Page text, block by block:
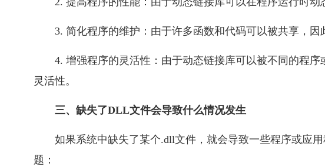
3. 简化程序的维护：由于许多函数和代码可以被共享，因
4. 增强程序的灵活性：由于动态链接库可以被不同的程
灵活性。
三、缺失了DLL文件会导致什么情况发生
如果系统中缺失了某个.dll文件，就会导致一些程序或应
题：